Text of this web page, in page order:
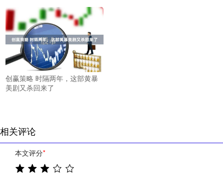
创赢策略 时隔两年，这部黄暴
美剧又杀回来了
相关评论
本文评分*